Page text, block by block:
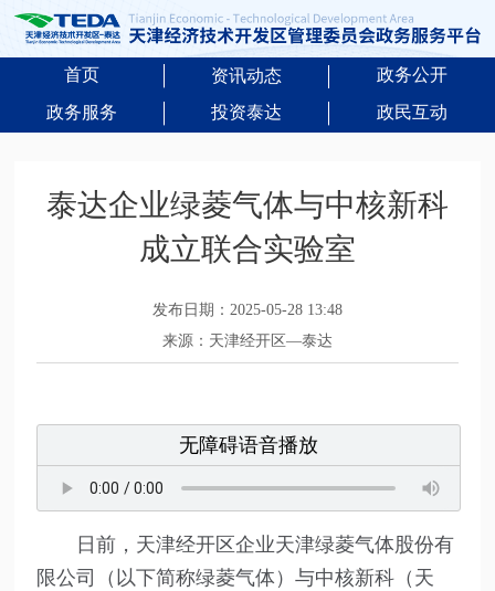
首页 资讯动态
政务公开
政务服务
投资泰达 政民互动
泰达企业绿菱气体与中核新科
成立联合实验室
发布日期：2025-05-28 13:48
来源：天津经开区—泰达
无障碍语音播放
日前，天津经开区企业天津绿菱气体股份有
限公司（以下简称绿菱气体）与中核新科（天